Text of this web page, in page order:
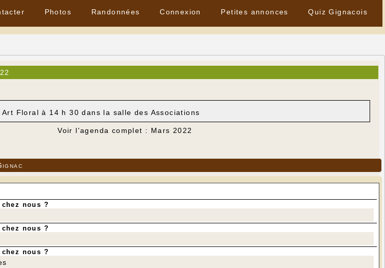
Photos Randonnées Connexion Petites annonces Quiz Gignacois
Floral à 14 h 30 dans la salle des Associations
Voir l'agenda complet : Mars 2022
nous ?
nous ?
nous ?